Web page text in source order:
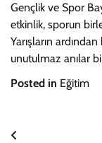
Gençlik ve Spor
etkinlik, sporun
Yarışların
unutulmaz anılar
Posted in Eğitim
Yazı